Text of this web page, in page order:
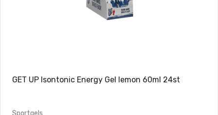
GET UP Isontonic Energy Gel lemon 60ml 24st
Sportgels